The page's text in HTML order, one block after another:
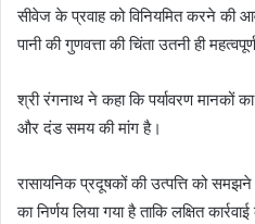
सीवेज के प्रवाह को विनियमित करने की
पानी की गुणवत्ता की चिंता उतनी ही
श्री रंगनाथ ने कहा कि पर्यावरण मानकों
और दंड समय की मांग है।
रासायनिक प्रदूषकों की उत्पत्ति को
का निर्णय लिया गया है ताकि लक्षित